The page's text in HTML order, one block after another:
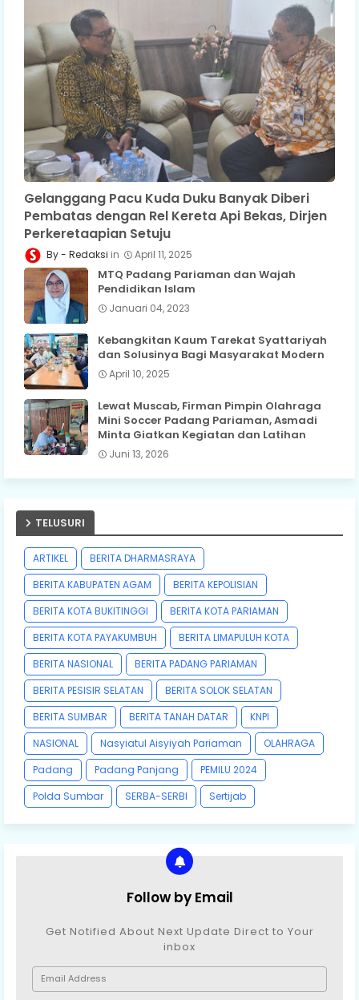
Gelanggang Pacu Kuda Duku Banyak Diberi
Pembatas dengan Rel Kereta Api Bekas, Dirjen
Perkeretaapian Setuju
Redaksi April 11, 2025
MTQ Padang Pariaman dan Wajah
Pendidikan Islam
Januari 04, 2023
Kebangkitan Kaum Tarekat Syattariyah
dan Solusinya Bagi Masyarakat Modern
April 10, 2025
Lewat Muscab, Firman Pimpin Olahraga
Mini Soccer Padang Pariaman, Asmadi
Minta Giatkan Kegiatan dan Latihan
Juni 13, 2026
TELUSURI
ARTIKEL
BERITA DHARMASRAYA
BERITA KABUPATEN AGAM
BERITA KEPOLISIAN
BERITA KOTA BUKITINGGI
BERITA KOTA PARIAMAN
BERITA KOTA PAYAKUMBUH
BERITA LIMAPULUH KOTA
BERITA NASIONAL
BERITA PADANG PARIAMAN
BERITA PESISIR SELATAN
BERITA SOLOK SELATAN
BERITA SUMBAR
BERITA TANAH DATAR
KNPI
NASIONAL
Nasyiatul Aisyiyah Pariaman
OLAHRAGA
Padang
Padang Panjang
PEMILU 2024
Polda Sumbar
SERBA-SERBI Sertijab
Follow by Email
Get Notified About Next Update Direct to Your
inbox